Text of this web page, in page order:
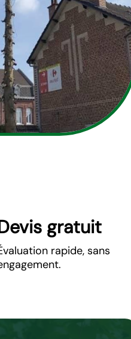
gratuit
rapide, sans